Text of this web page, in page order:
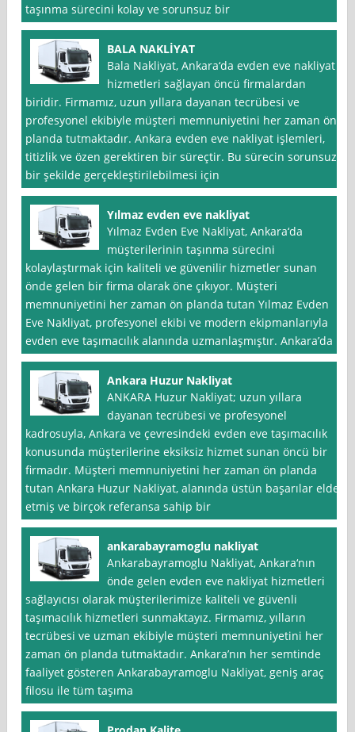
taşınma sürecini kolay ve sorunsuz bir
BALA NAKLİYAT
Bala Nakliyat, Ankara‘da evden eve nakliyat
hizmetleri sağlayan öncü firmalardan
biridir. Firmamız, uzun yıllara dayanan tecrübesi ve
profesyonel ekibiyle müşteri memnuniyetini her zaman ön
planda tutmaktadır. Ankara evden eve nakliyat işlemleri,
titizlik ve özen gerektiren bir süreçtir. Bu sürecin sorunsuz
bir şekilde gerçekleştirilebilmesi için
Yılmaz evden eve nakliyat
Yılmaz Evden Eve Nakliyat, Ankara‘da
müşterilerinin taşınma sürecini
kolaylaştırmak için kaliteli ve güvenilir hizmetler sunan
önde gelen bir firma olarak öne çıkıyor. Müşteri
memnuniyetini her zaman ön planda tutan Yılmaz Evden
Eve Nakliyat, profesyonel ekibi ve modern ekipmanlarıyla
evden eve taşımacılık alanında uzmanlaşmıştır. Ankara’da
Ankara Huzur Nakliyat
ANKARA Huzur Nakliyat; uzun yıllara
dayanan tecrübesi ve profesyonel
kadrosuyla, Ankara ve çevresindeki evden eve taşımacılık
konusunda müşterilerine eksiksiz hizmet sunan öncü bir
firmadır. Müşteri memnuniyetini her zaman ön planda
tutan Ankara Huzur Nakliyat, alanında üstün başarılar elde
etmiş ve birçok referansa sahip bir
ankarabayramoglu nakliyat
Ankarabayramoglu Nakliyat, Ankara‘nın
önde gelen evden eve nakliyat hizmetleri
sağlayıcısı olarak müşterilerimize kaliteli ve güvenli
taşımacılık hizmetleri sunmaktayız. Firmamız, yılların
tecrübesi ve uzman ekibiyle müşteri memnuniyetini her
zaman ön planda tutmaktadır. Ankara’nın her semtinde
faaliyet gösteren Ankarabayramoglu Nakliyat, geniş araç
filosu ile tüm taşıma